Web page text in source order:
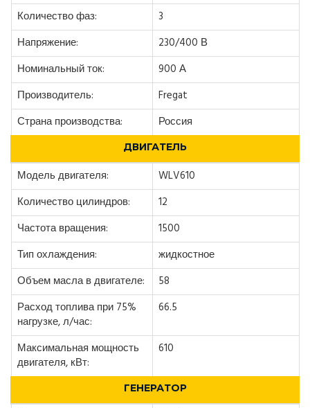
Количество фаз:
3
Напряжение:
230/400 В
Номинальный ток:
900 А
Производитель:
Fregat
Страна производства:
Россия
ДВИГАТЕЛЬ
Модель двигателя:
WLV610
Количество цилиндров:
12
Частота вращения:
1500
Тип охлаждения:
жидкостное
Объем масла в двигателе:
58
Расход топлива при 75%
нагрузке, л/час:
66.5
Максимальная мощность
двигателя, кВт:
610
ГЕНЕРАТОР